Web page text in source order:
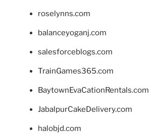
roselynns.com
balanceyoganj.com
salesforceblogs.com
TrainGames365.com
BaytownEvaCationRentals.com
JabalpurCakeDelivery.com
halobjd.com